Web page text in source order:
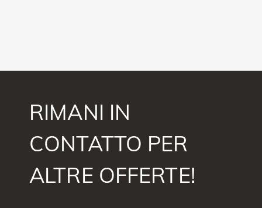
RIMANI IN
CONTATTO PER
ALTRE OFFERTE!